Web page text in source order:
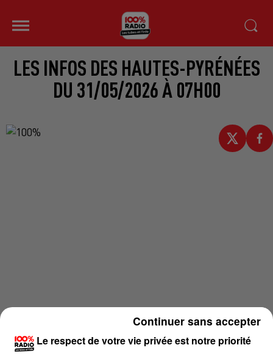
LES INFOS DES HAUTES-PYRÉNÉES
DU 31/05/2026 À 07H00
Le respect de votre vie privée est notre priorité
Continuer sans accepter